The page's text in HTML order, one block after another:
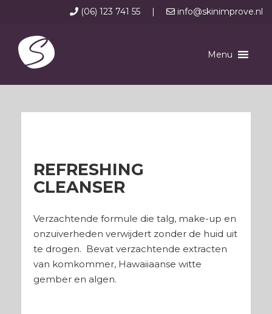
(06) 123 741 55 | info@skinimprove.nl
Menu
REFRESHING
CLEANSER
Verzachtende formule die talg, make-up en
onzuiverheden verwijdert zonder de huid uit
te drogen. Bevat verzachtende extracten
van komkommer, Hawaiiaanse witte
gember en algen.